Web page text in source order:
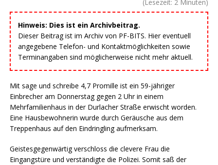
(Lesezeit: 2 Minuten)
Hinweis: Dies ist ein Archivbeitrag.
Dieser Beitrag ist im Archiv von PF-BITS. Hier eventuell
angegebene Telefon- und Kontaktmöglichkeiten sowie
Terminangaben sind möglicherweise nicht mehr aktuell.
Mit sage und schreibe 4,7 Promille ist ein 59-jähriger
Einbrecher am Donnerstag gegen 2 Uhr in einem
Mehrfamilienhaus in der Durlacher Straße erwischt worden.
Eine Hausbewohnerin wurde durch Geräusche aus dem
Treppenhaus auf den Eindringling aufmerksam.
Geistesgegenwärtig verschloss die clevere Frau die
Eingangstüre und verständigte die Polizei. Somit saß der